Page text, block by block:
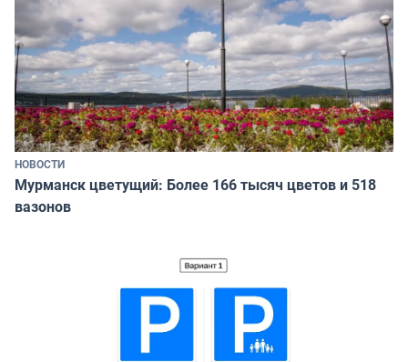
НОВОСТИ
Мурманск цветущий: Более 166 тысяч цветов и 518
вазонов